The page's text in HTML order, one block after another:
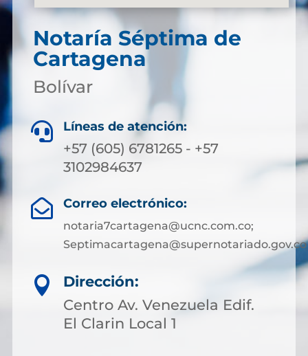
Notaría Séptima de
Cartagena
Bolívar
 Líneas de atención:
+57 (605) 6781265 - +57
3102984637
 Correo electrónico:
notaria7cartagena@ucnc.com.co;
Septimacartagena@supernotariado.gov.co

Dirección:
Centro Av. Venezuela Edif.
El Clarin Local 1